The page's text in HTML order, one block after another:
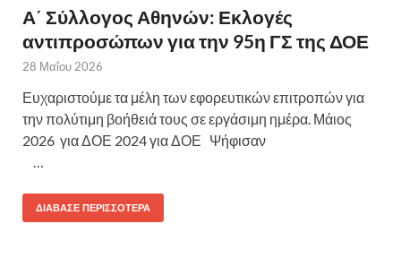
Α΄ Σύλλογος Αθηνών: Εκλογές
αντιπροσώπων για την 95η ΓΣ της ΔΟΕ
28 Μαΐου 2026
Ευχαριστούμε τα μέλη των εφορευτικών επιτροπών για
την πολύτιμη βοήθειά τους σε εργάσιμη ημέρα. Μάιος
2026 για ΔΟΕ 2024 για ΔΟΕ Ψήφισαν
ΔΙΆΒΑΣΕ ΠΕΡΙΣΣΌΤΕΡΑ